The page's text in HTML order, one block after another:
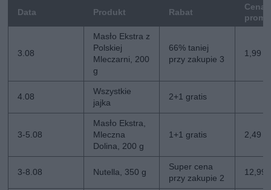
Data Produkt Rabat
Cena
3.08
Masło Ekstra z
Polskiej
Mleczarni, 200
g
66% taniej
przy zakupie 3
1,99
4.08
Wszystkie
jajka
2+1 gratis
3-5.08
Masło Ekstra,
Mleczna
Dolina, 200 g
1+1 gratis 2,49
3-8.08 Nutella, 350 g
Super cena
przy zakupie 2
12,99